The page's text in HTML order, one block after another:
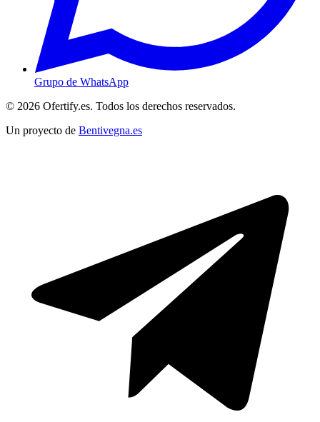
Grupo de WhatsApp
© 2026 Ofertify.es. Todos los derechos reservados.
Un proyecto de Bentivegna.es